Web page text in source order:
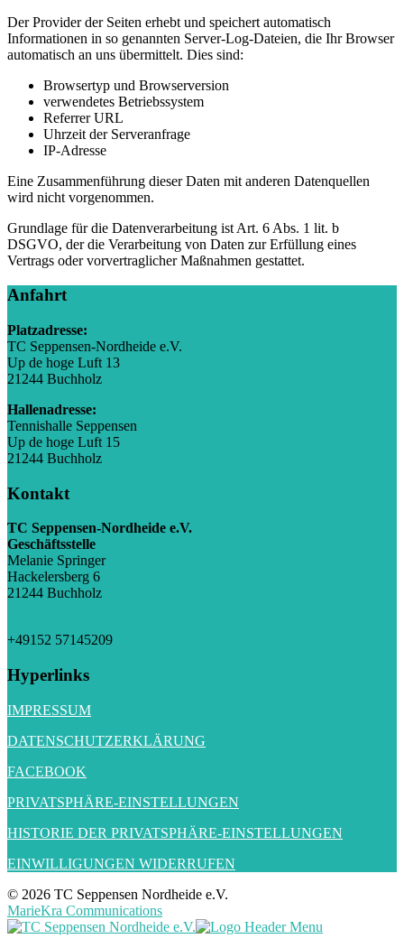
Der Provider der Seiten erhebt und speichert automatisch
Informationen in so genannten Server-Log-Dateien, die Ihr Browser
automatisch an uns übermittelt. Dies sind:
Browsertyp und Browserversion
verwendetes Betriebssystem
Referrer URL
Uhrzeit der Serveranfrage
IP-Adresse
Eine Zusammenführung dieser Daten mit anderen Datenquellen
wird nicht vorgenommen.
Grundlage für die Datenverarbeitung ist Art. 6 Abs. 1 lit. b
DSGVO, der die Verarbeitung von Daten zur Erfüllung eines
Vertrags oder vorvertraglicher Maßnahmen gestattet.
Anfahrt
Platzadresse:
TC Seppensen-Nordheide e.V.
Up de hoge Luft 13
21244 Buchholz
Hallenadresse:
Tennishalle Seppensen
Up de hoge Luft 15
21244 Buchholz
Kontakt
TC Seppensen-Nordheide e.V.
Geschäftsstelle
Melanie Springer
Hackelersberg 6
21244 Buchholz
+49152 57145209
Hyperlinks
IMPRESSUM
DATENSCHUTZERKLÄRUNG
FACEBOOK
PRIVATSPHÄRE-EINSTELLUNGEN
HISTORIE DER PRIVATSPHÄRE-EINSTELLUNGEN
EINWILLIGUNGEN WIDERRUFEN
© 2026 TC Seppensen Nordheide e.V.
MarieKra Communications